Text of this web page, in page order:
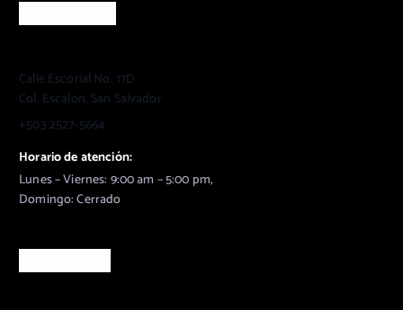
Calle Escorial No. 17D
Col. Escalón, San Salvador
+503 2527-5664
Horario de atención:
Lunes – Viernes: 9:00 am – 5:00 pm,
Domingo: Cerrado